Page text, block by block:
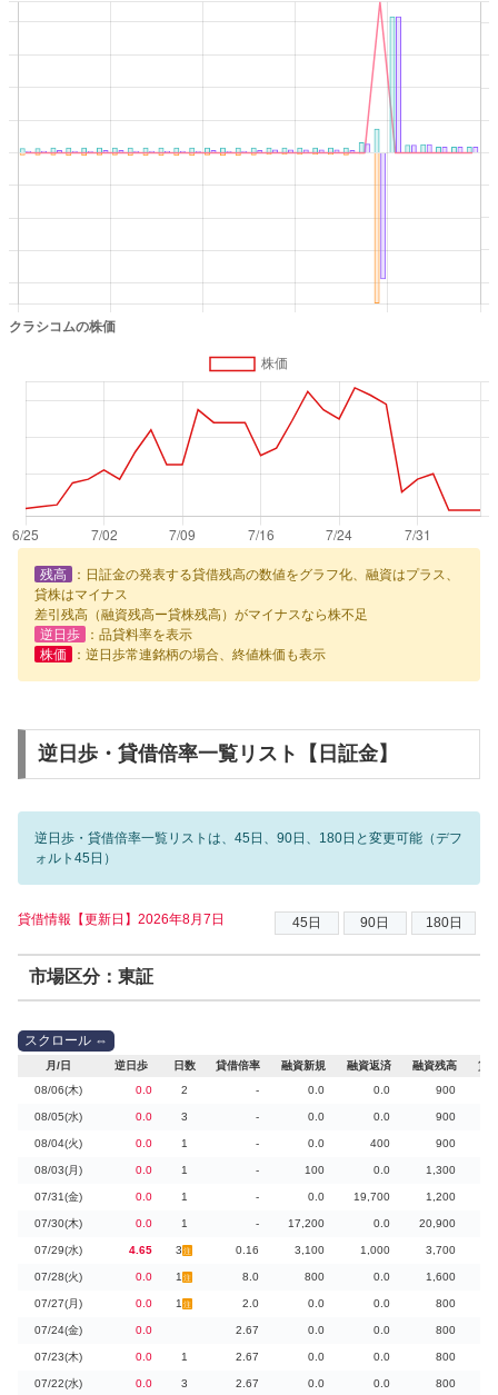
残高
：日証金の発表する貸借残高の数値をグラフ化、融資はプラス、
貸株はマイナス
差引残高（融資残高ー貸株残高）がマイナスなら株不足
逆日歩
：品貸料率を表示
株価
：逆日歩常連銘柄の場合、終値株価も表示
逆日歩・貸借倍率一覧リスト【日証金】
逆日歩・貸借倍率一覧リストは、45日、90日、180日と変更可能（デフ
ォルト45日）
貸借情報【更新日】2026年8月7日
市場区分：東証
月/日 逆日歩 日数 貸借倍率 融資新規 融資返済 融資残高
貸
08/06(木)
0.0 2 - 0.0 0.0 900
08/05(水) 0.0 3 - 0.0 0.0 900
08/04(火) 0.0 1 - 0.0 400 900
08/03(月) 0.0 1 - 100 0.0 1,300
07/31(金) 0.0 1 - 0.0 19,700 1,200
07/30(木) 0.0 1 - 17,200 0.0 20,900
07/29(水) 4.65 3 注 0.16 3,100 1,000 3,700
07/28(火) 0.0 1 注 8.0 800 0.0 1,600
07/27(月) 0.0 1 注 2.0 0.0 0.0 800
07/24(金) 0.0 2.67 0.0 0.0 800
07/23(木) 0.0 1 2.67 0.0 0.0 800
07/22(水) 0.0 3 2.67 0.0 0.0 800